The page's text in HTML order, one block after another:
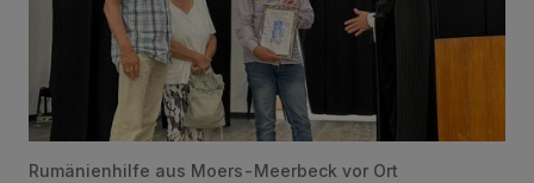
Rumänienhilfe aus Moers-Meerbeck vor Ort